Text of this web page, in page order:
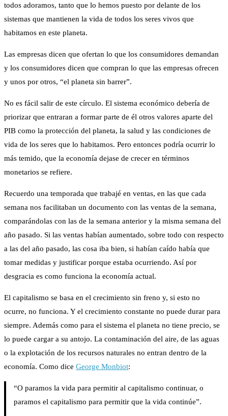
todos adoramos, tanto que lo hemos puesto por delante de los
sistemas que mantienen la vida de todos los seres vivos que
habitamos en este planeta.
Las empresas dicen que ofertan lo que los consumidores demandan
y los consumidores dicen que compran lo que las empresas ofrecen
y unos por otros, “el planeta sin barrer”.
No es fácil salir de este círculo. El sistema económico debería de
priorizar que entraran a formar parte de él otros valores aparte del
PIB como la protección del planeta, la salud y las condiciones de
vida de los seres que lo habitamos. Pero entonces podría ocurrir lo
más temido, que la economía dejase de crecer en términos
monetarios se refiere.
Recuerdo una temporada que trabajé en ventas, en las que cada
semana nos facilitaban un documento con las ventas de la semana,
comparándolas con las de la semana anterior y la misma semana del
año pasado. Si las ventas habían aumentado, sobre todo con respecto
a las del año pasado, las cosa iba bien, si habían caído había que
tomar medidas y justificar porque estaba ocurriendo. Así por
desgracia es como funciona la economía actual.
El capitalismo se basa en el crecimiento sin freno y, si esto no
ocurre, no funciona. Y el crecimiento constante no puede durar para
siempre. Además como para el sistema el planeta no tiene precio, se
lo puede cargar a su antojo. La contaminación del aire, de las aguas
o la explotación de los recursos naturales no entran dentro de la
economía. Como dice George Monbiot:
“O paramos la vida para permitir al capitalismo continuar, o
paramos el capitalismo para permitir que la vida continúe”.